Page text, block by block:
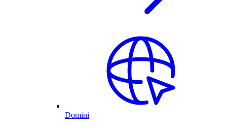
Domini